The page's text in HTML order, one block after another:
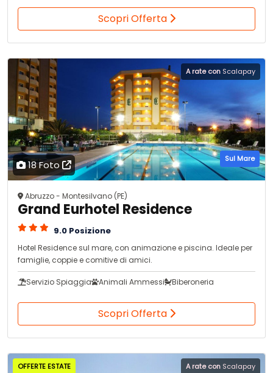
Scopri Offerta
18 Foto
A rate con Scalapay
Sul Mare
Abruzzo - Montesilvano (PE)
Grand Eurhotel Residence
9.0 Posizione
Hotel Residence sul mare, con animazione e piscina. Ideale per
famiglie, coppie e comitive di amici.
Servizio Spiaggia Animali Ammessi Biberoneria
Scopri Offerta
OFFERTE ESTATE A rate con Scalapay